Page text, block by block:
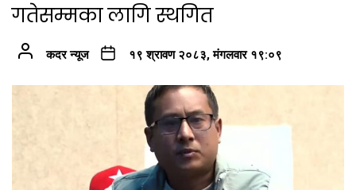
गतेसम्मका लागि स्थगित
कदर न्यूज १९ श्रावण २०८३, मंगलवार १९:०९